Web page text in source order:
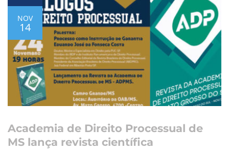
NOV
14
Academia de Direito Processual de
MS lança revista científica